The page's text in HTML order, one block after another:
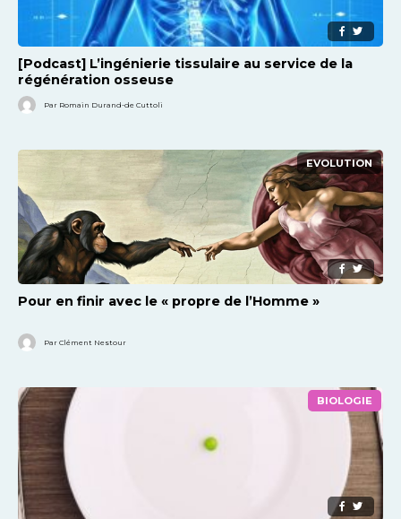
[Podcast] L’ingénierie tissulaire au service de la
régénération osseuse
Par Romain Durand-de Cuttoli
EVOLUTION
Pour en finir avec le « propre de l’Homme »
Par Clément Nestour
BIOLOGIE